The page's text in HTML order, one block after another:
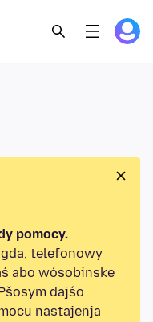
pomocy.
telefonowy
abo wósobinske
dajśo
nastajenja